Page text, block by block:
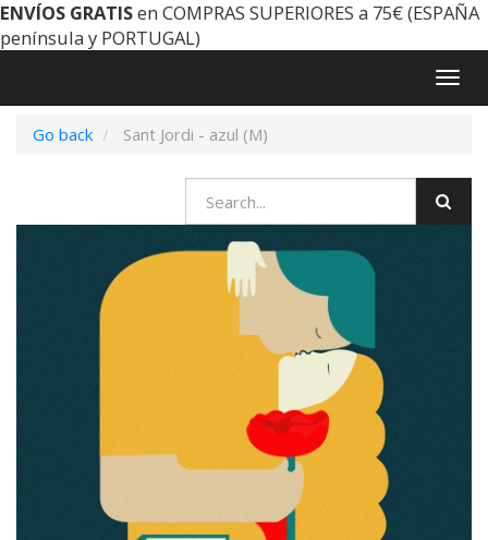
ENVÍOS GRATISen COMPRAS SUPERIORES a 75€ (ESPAÑA
península y PORTUGAL)
Go back
Sant Jordi - azul (M)